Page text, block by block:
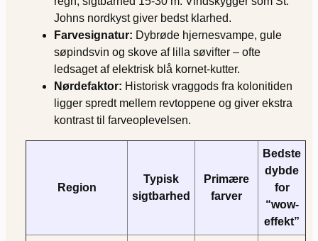
Johns nordkyst giver bedst klarhed.
Farvesignatur: Dybrøde hjernesvampe, gule
søpindsvin og skove af lilla søvifter – ofte
ledsaget af elektrisk blå kornet-kutter.
Nørdefaktor: Historisk vraggods fra kolonitiden
ligger spredt mellem revtoppene og giver ekstra
kontrast til farve­oplevelsen.
Region
Typisk
sigtbarhed
Primære
farver
Bedste
dybde
for
“wow-
effekt”